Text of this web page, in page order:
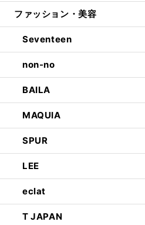
ファッション・美容
Seventeen
non-no
BAILA
MAQUIA
SPUR
LEE
eclat
T JAPAN